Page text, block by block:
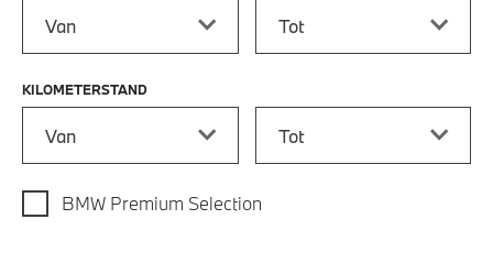
KILOMETERSTAND
BMW Premium Selection